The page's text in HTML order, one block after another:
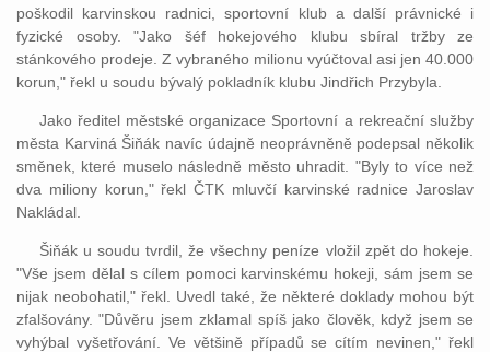
poškodil karvinskou radnici, sportovní klub a další právnické i
fyzické osoby. "Jako šéf hokejového klubu sbíral tržby ze
stánkového prodeje. Z vybraného milionu vyúčtoval asi jen 40.000
korun," řekl u soudu bývalý pokladník klubu Jindřich Przybyla.
Jako ředitel městské organizace Sportovní a rekreační služby
města Karviná Šiňák navíc údajně neoprávněně podepsal několik
směnek, které muselo následně město uhradit. "Byly to více než
dva miliony korun," řekl ČTK mluvčí karvinské radnice Jaroslav
Nakládal.
Šiňák u soudu tvrdil, že všechny peníze vložil zpět do hokeje.
"Vše jsem dělal s cílem pomoci karvinskému hokeji, sám jsem se
nijak neobohatil," řekl. Uvedl také, že některé doklady mohou být
zfalšovány. "Důvěru jsem zklamal spíš jako člověk, když jsem se
vyhýbal vyšetřování. Ve většině případů se cítím nevinen," řekl